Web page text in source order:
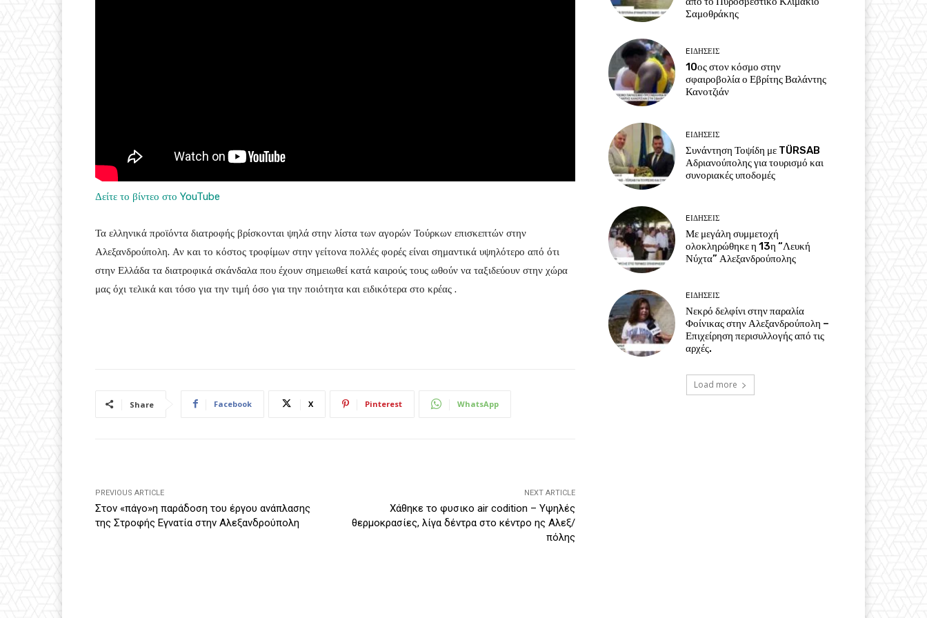
Δείτε το βίντεο στο YouTube
Τα ελληνικά προϊόντα διατροφής βρίσκονται ψηλά στην λίστα των αγορών Τούρκων επισκεπτών στην
Αλεξανδρούπολη. Αν και το κόστος τροφίμων στην γείτονα πολλές φορές είναι σημαντικά υψηλότερο από ότι
στην Ελλάδα τα διατροφικά σκάνδαλα που έχουν σημειωθεί κατά καιρούς τους ωθούν να ταξιδεύουν στην χώρα
μας όχι τελικά και τόσο για την τιμή όσο για την ποιότητα και ειδικότερα στο κρέας .
Share Facebook X Pinterest WhatsApp
PREVIOUS ARTICLE
Στον «πάγο»η παράδοση του έργου ανάπλασης
της Στροφής Εγνατία στην Αλεξανδρούπολη
NEXT ARTICLE
Χάθηκε το φυσικο air codition – Υψηλές
θερμοκρασίες, λίγα δέντρα στο κέντρο ης Αλεξ/
πόλης
Σαμοθράκης
EΙΔΗΣΕΙΣ
10ος στον κόσμο στην
σφαιροβολία ο Εβρίτης Βαλάντης
Κανοτζιάν
EΙΔΗΣΕΙΣ
Συνάντηση Τοψίδη με TÜRSAB
Αδριανούπολης για τουρισμό και
συνοριακές υποδομές
EΙΔΗΣΕΙΣ
Με μεγάλη συμμετοχή
ολοκληρώθηκε η 13η “Λευκή
Νύχτα” Αλεξανδρούπολης
EΙΔΗΣΕΙΣ
Νεκρό δελφίνι στην παραλία
Φοίνικας στην Αλεξανδρούπολη –
Επιχείρηση περισυλλογής από τις
αρχές.
Load more